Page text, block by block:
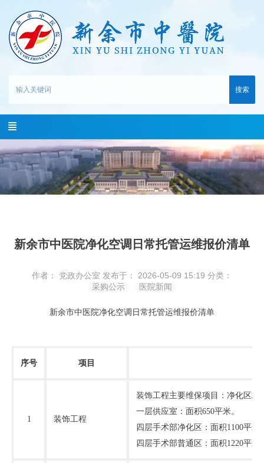
搜索
新余市中医院净化空调日常托管运维报价清单
作者： 党政办公室 发布于： 2026-05-09 15:19 分类：
采购公示
医院新闻
新余市中医院净化空调日常托管运维报价清单
序号 项目
1 装饰工程
装饰工程主要维保项目：净化区
一层供应室：面积650平米。
四层手术部净化区：面积1100平米
四层手术部普通区：面积1220平米